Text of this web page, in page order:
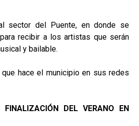
sector del Puente, en donde se
recibir a los artistas que serán
y bailable.
hace el municipio en sus redes
FINALIZACIÓN DEL VERANO EN